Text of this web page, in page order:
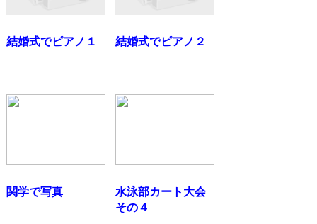
結婚式でピアノ１ 結婚式でピアノ２
関学で写真
水泳部カート大会
その４